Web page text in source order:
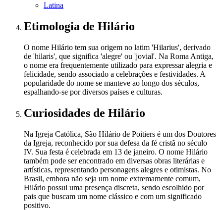
Latina
Etimologia de Hilário
O nome Hilário tem sua origem no latim 'Hilarius', derivado
de 'hilaris', que significa 'alegre' ou 'jovial'. Na Roma Antiga,
o nome era frequentemente utilizado para expressar alegria e
felicidade, sendo associado a celebrações e festividades. A
popularidade do nome se manteve ao longo dos séculos,
espalhando-se por diversos países e culturas.
Curiosidades de Hilário
Na Igreja Católica, São Hilário de Poitiers é um dos Doutores
da Igreja, reconhecido por sua defesa da fé cristã no século
IV. Sua festa é celebrada em 13 de janeiro. O nome Hilário
também pode ser encontrado em diversas obras literárias e
artísticas, representando personagens alegres e otimistas. No
Brasil, embora não seja um nome extremamente comum,
Hilário possui uma presença discreta, sendo escolhido por
pais que buscam um nome clássico e com um significado
positivo.